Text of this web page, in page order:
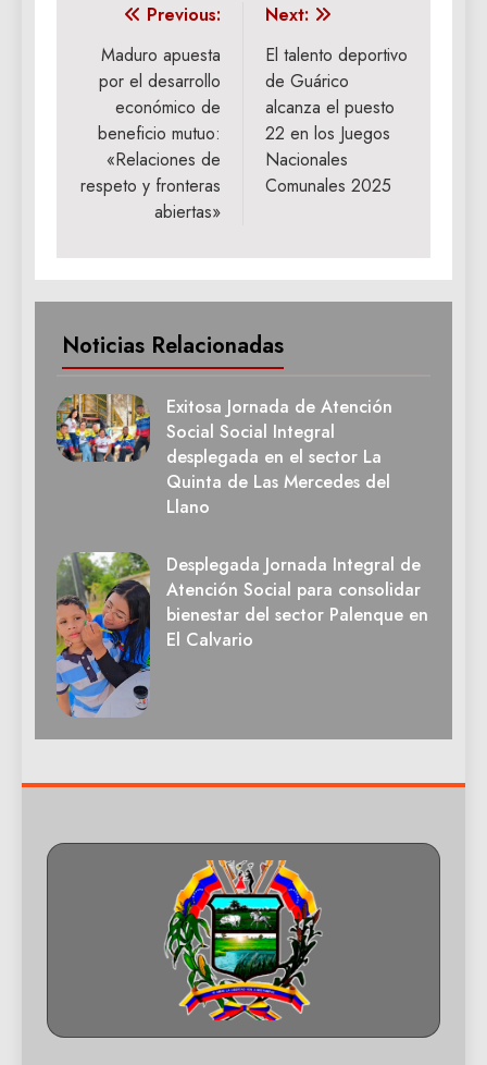
Navegación
de
entradas
Previous:
Maduro apuesta
por el desarrollo
económico de
beneficio mutuo:
«Relaciones de
respeto y fronteras
abiertas»
Next:
El talento deportivo
de Guárico
alcanza el puesto
22 en los Juegos
Nacionales
Comunales 2025
Noticias Relacionadas
Exitosa Jornada de Atención
Social Social Integral
desplegada en el sector La
Quinta de Las Mercedes del
Llano
Desplegada Jornada Integral de
Atención Social para consolidar
bienestar del sector Palenque en
El Calvario